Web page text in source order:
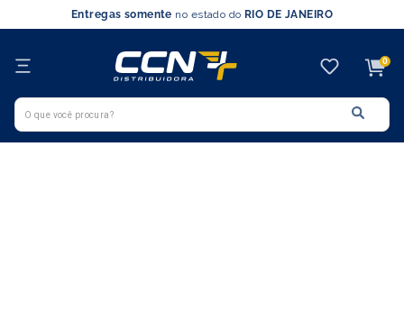
Entregas somente no estado do RIO DE JANEIRO
0